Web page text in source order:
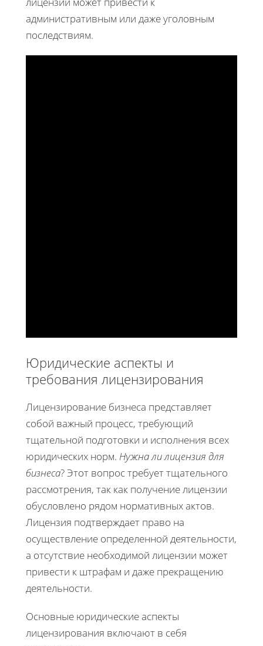
административным или даже уголовным
последствиям.
Юридические аспекты и
требования лицензирования
Лицензирование бизнеса представляет
собой важный процесс, требующий
тщательной подготовки и исполнения всех
юридических норм. Нужна ли лицензия для
бизнеса? Этот вопрос требует тщательного
рассмотрения, так как получение лицензии
обусловлено рядом нормативных актов.
Лицензия подтверждает право на
осуществление определенной деятельности,
а отсутствие необходимой лицензии может
привести к штрафам и даже прекращению
деятельности.
Основные юридические аспекты
лицензирования включают в себя